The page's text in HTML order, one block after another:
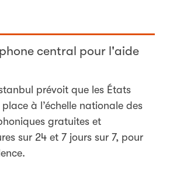
central pour l'aide
prévoit que les États
à l’échelle nationale des
gratuites et
sur 24 et 7 jours sur 7, pour